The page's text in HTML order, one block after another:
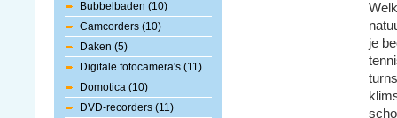
Bubbelbaden (10)
Camcorders (10)
Daken (5)
Digitale fotocamera's (11)
Domotica (10)
DVD-recorders (11)
je